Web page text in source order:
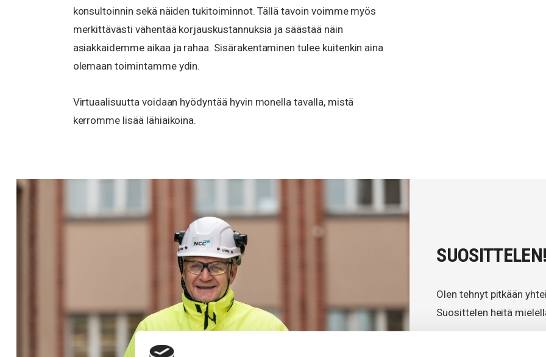
konsultoinnin sekä näiden tukitoiminnot. Tällä tavoin voimme myös
merkittävästi vähentää korjauskustannuksia ja säästää näin
asiakkaidemme aikaa ja rahaa. Sisärakentaminen tulee kuitenkin aina
olemaan toimintamme ydin.
Virtuaalisuutta voidaan hyödyntää hyvin monella tavalla, mistä
kerromme lisää lähiaikoina.
Olen tehnyt pitkään
Suosittelen heitä